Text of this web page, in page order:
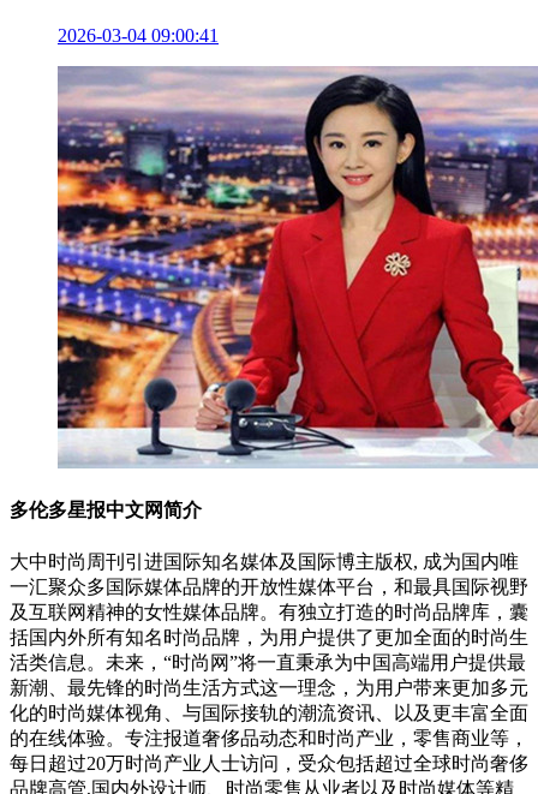
2026-03-04 09:00:41
多伦多星报中文网简介
大中时尚周刊引进国际知名媒体及国际博主版权, 成为国内唯
一汇聚众多国际媒体品牌的开放性媒体平台，和最具国际视野
及互联网精神的女性媒体品牌。有独立打造的时尚品牌库，囊
括国内外所有知名时尚品牌，为用户提供了更加全面的时尚生
活类信息。未来，“时尚网”将一直秉承为中国高端用户提供最
新潮、最先锋的时尚生活方式这一理念，为用户带来更加多元
化的时尚媒体视角、与国际接轨的潮流资讯、以及更丰富全面
的在线体验。专注报道奢侈品动态和时尚产业，零售商业等，
每日超过20万时尚产业人士访问，受众包括超过全球时尚奢侈
品牌高管,国内外设计师、时尚零售从业者以及时尚媒体等精